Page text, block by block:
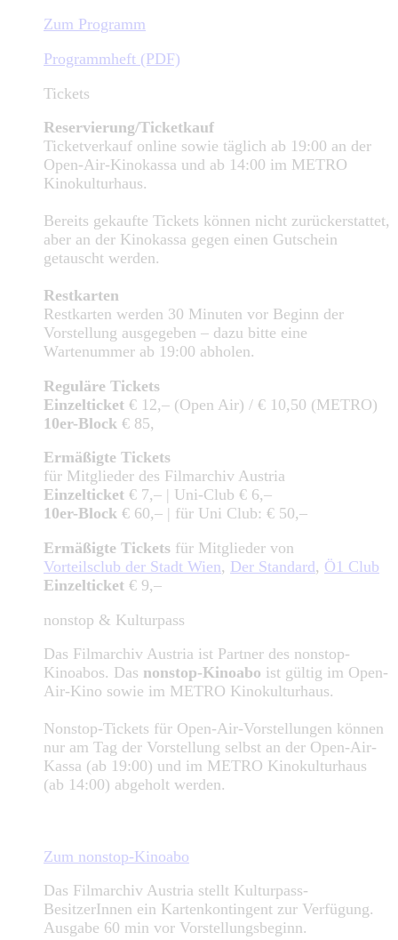
Zum Programm
Programmheft (PDF)
Tickets
Reservierung/Ticketkauf
Ticketverkauf online sowie täglich ab 19:00 an der
Open-Air-Kinokassa und ab 14:00 im METRO
Kinokulturhaus.
Bereits gekaufte Tickets können nicht zurückerstattet,
aber an der Kinokassa gegen einen Gutschein
getauscht werden.
Restkarten
Restkarten werden 30 Minuten vor Beginn der
Vorstellung ausgegeben – dazu bitte eine
Wartenummer ab 19:00 abholen.
Reguläre Tickets
Einzelticket € 12,– (Open Air) / € 10,50 (METRO)
10er-Block € 85,
Ermäßigte Tickets
für Mitglieder des Filmarchiv Austria
Einzelticket € 7,– | Uni-Club € 6,–
10er-Block € 60,– | für Uni Club: € 50,–
Ermäßigte Tickets für Mitglieder von
Vorteilsclub der Stadt Wien, Der Standard, Ö1 Club
Einzelticket € 9,–
nonstop & Kulturpass
Das Filmarchiv Austria ist Partner des nonstop-
Kinoabos. Das nonstop-Kinoabo ist gültig im Open-
Air-Kino sowie im METRO Kinokulturhaus.
Nonstop-Tickets für Open-Air-Vorstellungen können
nur am Tag der Vorstellung selbst an der Open-Air-
Kassa (ab 19:00) und im METRO Kinokulturhaus
(ab 14:00) abgeholt werden.
Zum nonstop-Kinoabo
Das Filmarchiv Austria stellt Kulturpass-
BesitzerInnen ein Kartenkontingent zur Verfügung.
Ausgabe 60 min vor Vorstellungsbeginn.